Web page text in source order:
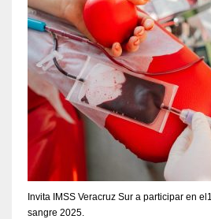
Invita IMSS Veracruz Sur a participar en
sangre 2025.